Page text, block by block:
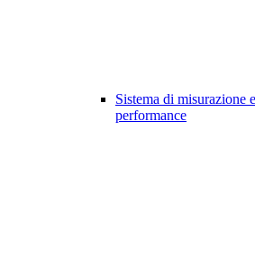
Sistema di misurazione
performance